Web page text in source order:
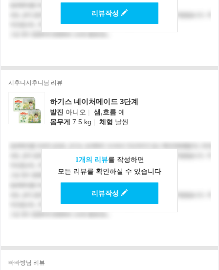
리뷰작성
시후니시후니님 리뷰
하기스 네이처메이드 3단계
발진 아니오 | 샘,흐름 예
몸무게 7.5 kg | 체형 날씬
1개의 리뷰를 작성하면
모든 리뷰를 확인하실 수 있습니다
리뷰작성
빠바방님 리뷰